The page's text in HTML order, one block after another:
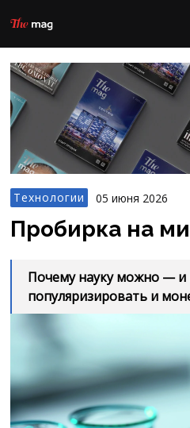
Технологии 05 июня 2026
Пробирка на
Почему науку можно — и
популяризировать и